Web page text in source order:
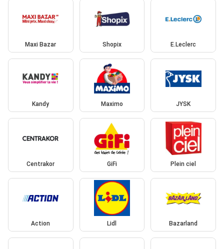
Maxi Bazar Shopix E.Leclerc
Kandy Maximo JYSK
Centrakor GiFi Plein ciel
Action Lidl Bazarland